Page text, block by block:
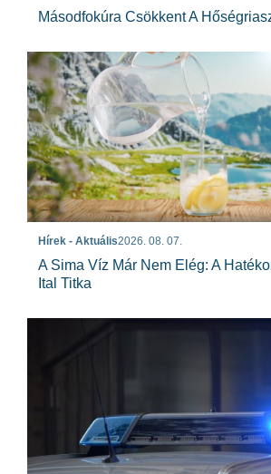
Másodfokúra Csökkent A
Hírek - Aktuális2026. 08. 07.
A Sima Víz Már Nem Elég: A
Ital Titka